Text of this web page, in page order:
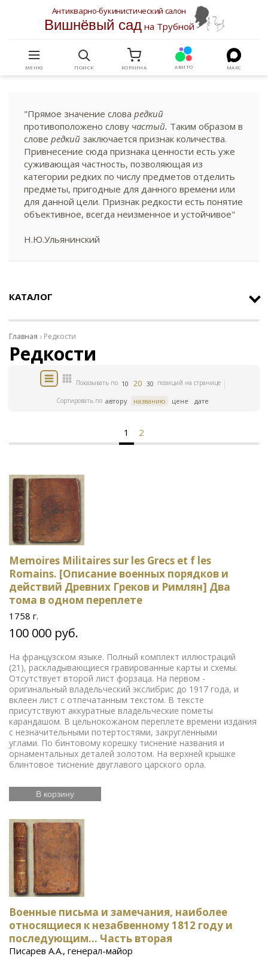
Антикварно-букинистический салон
Вишнёвый садна Трубной
МЕНЮ ПОИСК КОРЗИНА АВИТО МАКС
"Прямое значение слова редкий
противоположено слову частый. Таким образом в
слове редкий заключается признак количества.
Привнесение сюда признака ценности есть уже
суживающая частность, позволяющая из
категории редких по числу предметов отделить
предметы, пригодные для данного времени или
для данной цели. Признак редкости есть понятие
объективное, всегда неизменное и устойчивое"
Н.Ю.Ульянинский
КАТАЛОГ
Главная Редкости
Редкости
Показывать по 10 20 30 позиций на странице
Сортировать по автору названию цене дате
1 2
Memoires Militaires sur les Grecs et f les
Romains. [Описание военных порядков и
действий Древних Греков и Римлян] Два
тома в одном переплете
1758 г.
100 000 руб.
На французском языке. Полный комплект иллюстраций
(21), раскладывающиеся гравированные карты и схемы.
Отсутствует второй лист форзаца. На первом -
оригинальный владельческий экслибрис до 1917 года, и
вклеен лист с отпечатанным текстом. В тексте
присутствуют аккуратные владельческие пометы
карандашом. В цельнокожаном переплете времени издания
с незначительными потертостями, закругленными
углами. По бинтовому корешку тиснение названия и
орнаментальных деталей золотом. На верхней крышке
блинтовое тиснение двуглавого царского орла.
В корзину
Военные письма и замечания, наиболее
относящиеся к незабвенному 1812 году и
последующим... Часть вторая
Писарев А.А., генерал-майор